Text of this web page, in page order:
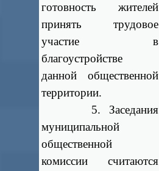
готовность жителей
принять трудовое
участие в
благоустройстве
данной общественной
территории.
5. Заседания
муниципальной
общественной
комиссии считаются